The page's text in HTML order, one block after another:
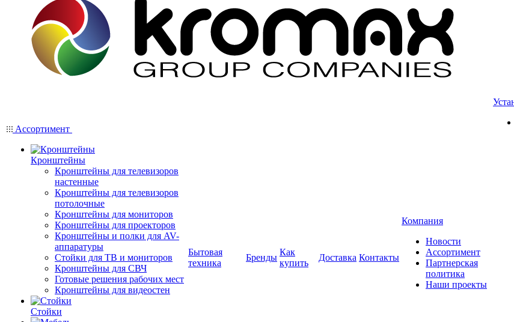
Ассортимент
Кронштейны
Кронштейны для телевизоров
настенные
Кронштейны для телевизоров
потолочные
Кронштейны для мониторов
Кронштейны для проекторов
Кронштейны и полки для AV-
аппаратуры
Стойки для ТВ и мониторов
Кронштейны для СВЧ
Готовые решения рабочих мест
Кронштейны для видеостен
Стойки
Бытовая
техника
Бренды
Как
купить
Доставка Контакты
Компания
Новости
Ассортимент
Партнерская
политика
Наши проекты